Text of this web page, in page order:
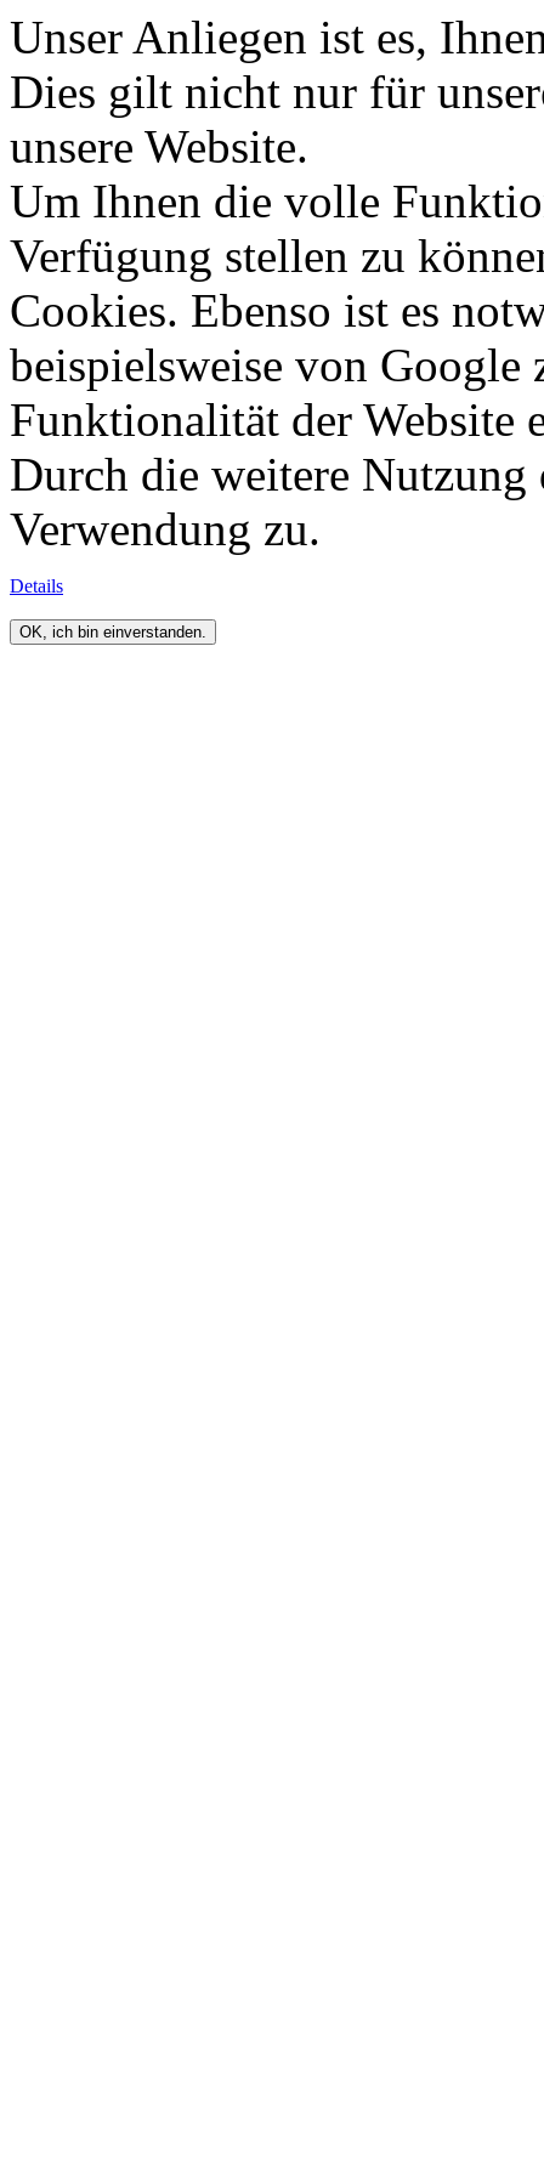
Unser Anliegen ist es,
Dies gilt nicht nur für
unsere Website.
Um Ihnen die volle
Verfügung stellen zu
Cookies. Ebenso ist es
beispielsweise von
Funktionalität der Website
Durch die weitere Nutzung
Verwendung zu.
Details
OK, ich bin einverstanden.